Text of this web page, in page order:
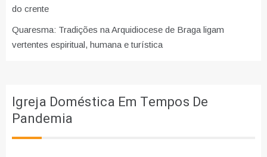
do crente
Quaresma: Tradições na Arquidiocese de Braga ligam
vertentes espiritual, humana e turística
Igreja Doméstica Em Tempos De
Pandemia